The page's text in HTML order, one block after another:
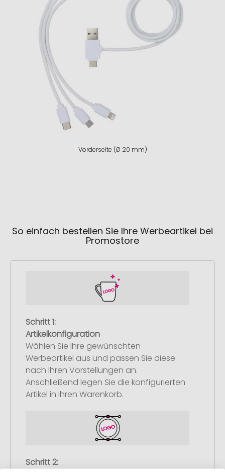
Vorderseite (Ø 20 mm)
So einfach bestellen Sie Ihre Werbeartikel bei
Promostore
Schritt 1:
Artikelkonfiguration
Wählen Sie Ihre gewünschten
Werbeartikel aus und passen Sie diese
nach Ihren Vorstellungen an.
Anschließend legen Sie die konfigurierten
Artikel in Ihren Warenkorb.
Schritt 2: